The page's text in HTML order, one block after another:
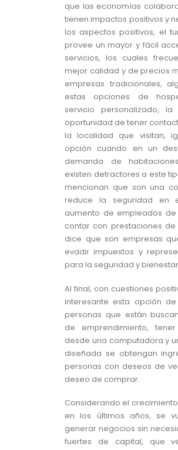
que las economías
tienen impactos positivos y
los aspectos positivos, el
provee un mayor y fácil
servicios, los cuales
mejor calidad y de precios
empresas tradicionales,
estas opciones de
servicio personalizado,
oportunidad de tener
la localidad que visitan,
opción cuando en un
demanda de
existen detractores a este
mencionan que son una
reduce la seguridad en
aumento de empleados
contar con prestaciones
dice que son empresas
evadir impuestos y
para la seguridad y
Al final, con cuestiones
interesante esta opción
personas que están
de emprendimiento,
desde una computadora y
diseñada se obtengan
personas con deseos de
deseo de comprar.
Considerando el
en los últimos años, se
generar negocios sin
fuertes de capital, que